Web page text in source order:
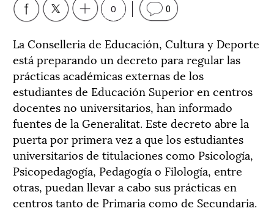
0 0
La Conselleria de Educación, Cultura y Deporte
está preparando un decreto para regular las
prácticas académicas externas de los
estudiantes de Educación Superior en centros
docentes no universitarios, han informado
fuentes de la Generalitat. Este decreto abre la
puerta por primera vez a que los estudiantes
universitarios de titulaciones como Psicología,
Psicopedagogía, Pedagogía o Filología, entre
otras, puedan llevar a cabo sus prácticas en
centros tanto de Primaria como de Secundaria.